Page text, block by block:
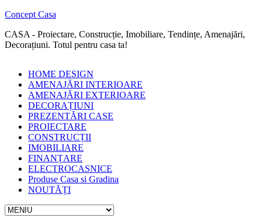
Concept Casa
CASA - Proiectare, Construcție, Imobiliare, Tendințe, Amenajări,
Decorațiuni. Totul pentru casa ta!
HOME DESIGN
AMENAJĂRI INTERIOARE
AMENAJĂRI EXTERIOARE
DECORAȚIUNI
PREZENTĂRI CASE
PROIECTARE
CONSTRUCȚII
IMOBILIARE
FINANȚARE
ELECTROCASNICE
Produse Casa si Gradina
NOUTĂȚI